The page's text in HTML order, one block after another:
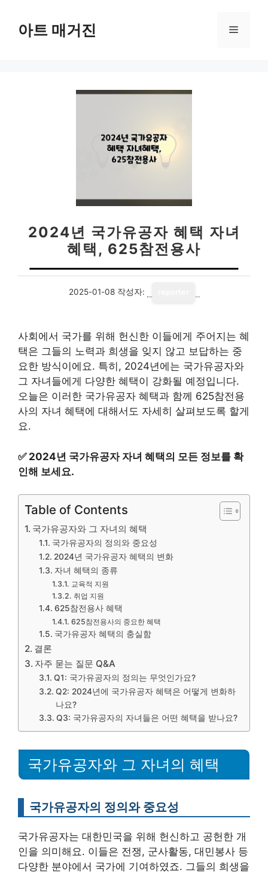
아트 매거진 메
2024년 국가유공자 혜택 자녀
혜택, 625참전용사
2025-01-08 작성자:
사회에서 국가를 위해 헌신한 이들에게 주어지는 혜
택은 그들의 노력과 희생을 잊지 않고 보답하는 중
요한 방식이에요. 특히, 2024년에는 국가유공자와
그 자녀들에게 다양한 혜택이 강화될 예정입니다.
오늘은 이러한 국가유공자 혜택과 함께 625참전용
사의 자녀 혜택에 대해서도 자세히 살펴보도록 할게
요.
✅ 2024년 국가유공자 자녀 혜택의 모든 정보를 확
인해 보세요.
Table of Contents
국가유공자와 그 자녀의 혜택
국가유공자의 정의와 중요성
2024년 국가유공자 혜택의 변화
자녀 혜택의 종류
교육적 지원
취업 지원
625참전용사 혜택
625참전용사의 중요한 혜택
국가유공자 혜택의 충실함
결론
자주 묻는 질문 Q&A
Q1: 국가유공자의 정의는 무엇인가요?
Q2: 2024년에 국가유공자 혜택은 어떻게 변화하
나요?
Q3: 국가유공자의 자녀들은 어떤 혜택을 받나요?
국가유공자와 그 자녀의 혜택
국가유공자의 정의와 중요성
국가유공자는 대한민국을 위해 헌신하고 공헌한 개
인을 의미해요. 이들은 전쟁, 군사활동, 대민봉사 등
다양한 분야에서 국가에 기여하였죠. 그들의 희생을